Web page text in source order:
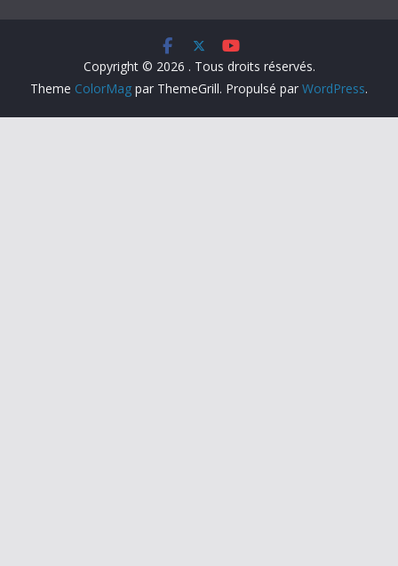
Copyright © 2026 . Tous droits réservés.
Theme ColorMag par ThemeGrill. Propulsé par WordPress.